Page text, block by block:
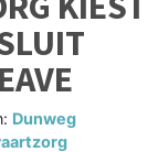
Dunweg